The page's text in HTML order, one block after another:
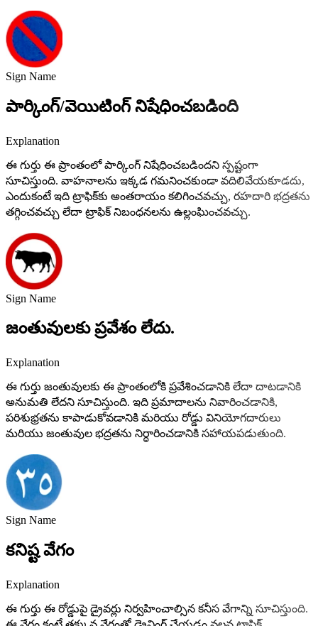
Sign Name
పార్కింగ్/వెయిటింగ్ నిషేధించబడింది
Explanation
ఈ గుర్తు ఈ ప్రాంతంలో పార్కింగ్ నిషేధించబడిందని స్పష్టంగా
సూచిస్తుంది. వాహనాలను ఇక్కడ గమనించకుండా వదిలివేయకూడదు,
ఎందుకంటే ఇది ట్రాఫిక్‌కు అంతరాయం కలిగించవచ్చు, రహదారి భద్రతను
తగ్గించవచ్చు లేదా ట్రాఫిక్ నిబంధనలను ఉల్లంఘించవచ్చు.
Sign Name
జంతువులకు ప్రవేశం లేదు.
Explanation
ఈ గుర్తు జంతువులకు ఈ ప్రాంతంలోకి ప్రవేశించడానికి లేదా దాటడానికి
అనుమతి లేదని సూచిస్తుంది. ఇది ప్రమాదాలను నివారించడానికి,
పరిశుభ్రతను కాపాడుకోవడానికి మరియు రోడ్డు వినియోగదారులు
మరియు జంతువుల భద్రతను నిర్ధారించడానికి సహాయపడుతుంది.
Sign Name
కనిష్ట వేగం
Explanation
ఈ గుర్తు ఈ రోడ్డుపై డ్రైవర్లు నిర్వహించాల్సిన కనీస వేగాన్ని సూచిస్తుంది.